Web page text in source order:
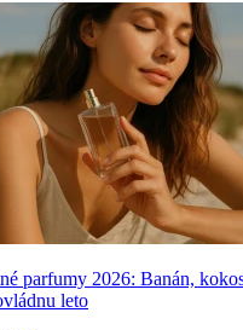
parfumy 2026: Banán,
leto